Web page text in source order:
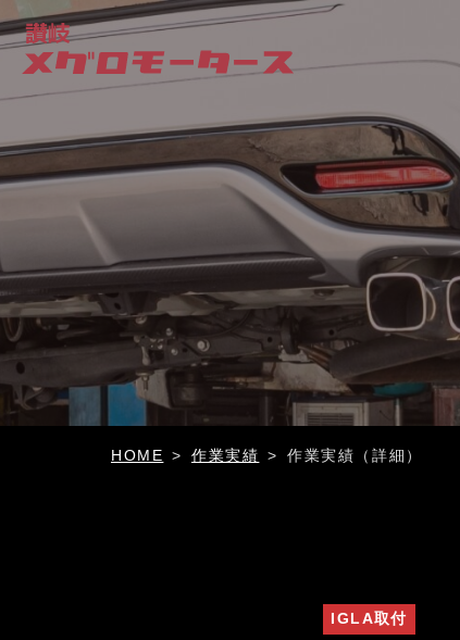
HOME > 作業実績 > 作業実績（詳細）
IGLA取付